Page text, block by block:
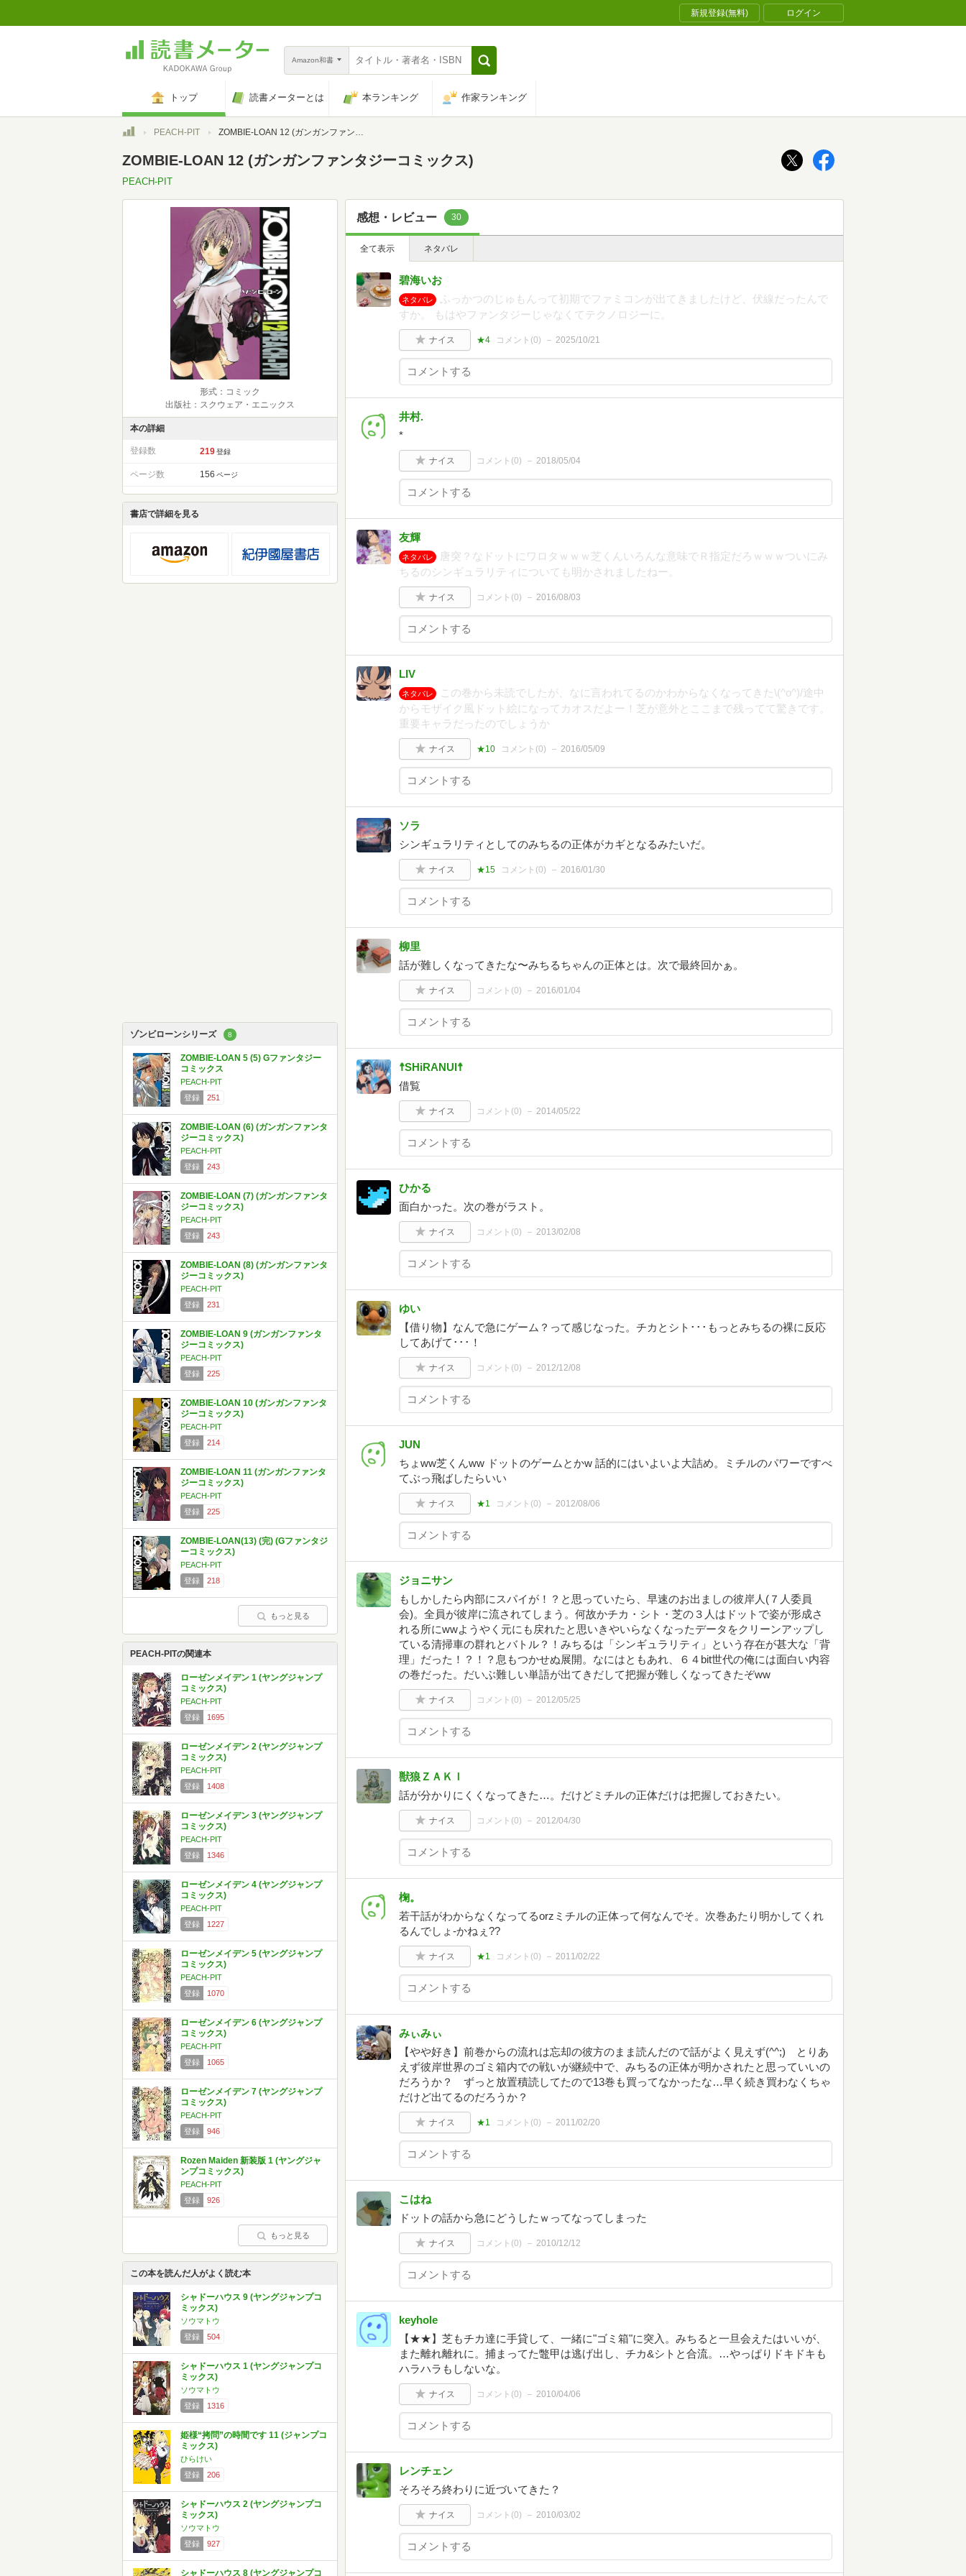
新規登録(無料) ログイン
Amazon和書
トップ 読書メーターとは 本ランキング 作家ランキング
トップPEACH-PIT ZOMBIE-LOAN 12 (ガンガンファンタジーコミックス)
ZOMBIE-LOAN 12 (ガンガンファンタジーコミックス)
PEACH-PIT
形式：コミック
出版社：スクウェア・エニックス
本の詳細
登録数 219 登録
ページ数 156 ページ
書店で詳細を見る
ゾンビローンシリーズ 8
ZOMBIE-LOAN 5 (5) Gファンタジー
コミックス
PEACH-PIT
登録
251
ZOMBIE-LOAN (6) (ガンガンファンタ
ジーコミックス)
PEACH-PIT
登録
243
ZOMBIE-LOAN (7) (ガンガンファンタ
ジーコミックス)
PEACH-PIT
登録
243
ZOMBIE-LOAN (8) (ガンガンファンタ
ジーコミックス)
PEACH-PIT
登録
231
ZOMBIE-LOAN 9 (ガンガンファンタ
ジーコミックス)
PEACH-PIT
登録
225
ZOMBIE-LOAN 10 (ガンガンファンタ
ジーコミックス)
PEACH-PIT
登録
214
ZOMBIE‐LOAN 11 (ガンガンファンタ
ジーコミックス)
PEACH-PIT
登録
225
ZOMBIE-LOAN(13) (完) (Gファンタジ
ーコミックス)
PEACH-PIT
登録
218
もっと見る
PEACH-PITの関連本
ローゼンメイデン 1 (ヤングジャンプ
コミックス)
PEACH-PIT
登録
1695
ローゼンメイデン 2 (ヤングジャンプ
コミックス)
PEACH-PIT
登録
1408
ローゼンメイデン 3 (ヤングジャンプ
コミックス)
PEACH-PIT
登録
1346
ローゼンメイデン 4 (ヤングジャンプ
コミックス)
PEACH-PIT
登録
1227
ローゼンメイデン 5 (ヤングジャンプ
コミックス)
PEACH-PIT
登録
1070
ローゼンメイデン 6 (ヤングジャンプ
コミックス)
PEACH-PIT
登録
1065
ローゼンメイデン 7 (ヤングジャンプ
コミックス)
PEACH-PIT
登録
946
Rozen Maiden 新装版 1 (ヤングジャ
ンプコミックス)
PEACH-PIT
登録
926
もっと見る
この本を読んだ人がよく読む本
シャドーハウス 9 (ヤングジャンプコ
ミックス)
ソウマトウ
登録
504
シャドーハウス 1 (ヤングジャンプコ
ミックス)
ソウマトウ
登録
1316
姫様“拷問”の時間です 11 (ジャンプコ
ミックス)
ひらけい
登録
206
シャドーハウス 2 (ヤングジャンプコ
ミックス)
ソウマトウ
登録
927
シャドーハウス 8 (ヤングジャンプコ
感想・レビュー 30
全て表示 ネタバレ
碧海いお
ネタバレ
ふっかつのじゅもんって初期でファミコンが出てきましたけど、伏線だったんで
すか。 もはやファンタジーじゃなくてテクノロジーに。
ナイス ★4 コメント(0) 2025/10/21
井村.
*
ナイス コメント(0) 2018/05/04
友輝
ネタバレ
唐突？なドットにワロタｗｗｗ芝くんいろんな意味でＲ指定だろｗｗｗついにみ
ちるのシンギュラリティについても明かされましたねー。
ナイス コメント(0) 2016/08/03
LIV
ネタバレ
この巻から未読でしたが、なに言われてるのかわからなくなってきた\(^o^)/途中
からモザイク風ドット絵になってカオスだよー！芝が意外とここまで残ってて驚きです。
重要キャラだったのでしょうか
ナイス ★10 コメント(0) 2016/05/09
ソラ
シンギュラリティとしてのみちるの正体がカギとなるみたいだ。
ナイス ★15 コメント(0) 2016/01/30
柳里
話が難しくなってきたな〜みちるちゃんの正体とは。次で最終回かぁ。
ナイス コメント(0) 2016/01/04
☨SHiRANUI☨
借覧
ナイス コメント(0) 2014/05/22
ひかる
面白かった。次の巻がラスト。
ナイス コメント(0) 2013/02/08
ゆい
【借り物】なんで急にゲーム？って感じなった。チカとシト･･･もっとみちるの裸に反応
してあげて･･･！
ナイス コメント(0) 2012/12/08
JUN
ちょww芝くんww ドットのゲームとかw 話的にはいよいよ大詰め。ミチルのパワーですべ
てぶっ飛ばしたらいい
ナイス ★1 コメント(0) 2012/08/06
ジョニサン
もしかしたら内部にスパイが！？と思っていたら、早速のお出ましの彼岸人(７人委員
会)。全員が彼岸に流されてしまう。何故かチカ・シト・芝の３人はドットで姿が形成さ
れる所にwwようやく元にも戻れたと思いきやいらなくなったデータをクリーンアップし
ている清掃車の群れとバトル？！みちるは「シンギュラリティ」という存在が甚大な「背
理」だった！？！？息もつかせぬ展開。なにはともあれ、６４bit世代の俺には面白い内容
の巻だった。だいぶ難しい単語が出てきだして把握が難しくなってきたぞww
ナイス コメント(0) 2012/05/25
獣狼ＺＡＫＩ
話が分かりにくくなってきた…。だけどミチルの正体だけは把握しておきたい。
ナイス コメント(0) 2012/04/30
椈。
若干話がわからなくなってるorzミチルの正体って何なんでそ。次巻あたり明かしてくれ
るんでしょ-かねぇ??
ナイス ★1 コメント(0) 2011/02/22
みぃみぃ
【やや好き】前巻からの流れは忘却の彼方のまま読んだので話がよく見えず(^^;) とりあ
えず彼岸世界のゴミ箱内での戦いが継続中で、みちるの正体が明かされたと思っていいの
だろうか？ ずっと放置積読してたので13巻も買ってなかったな…早く続き買わなくちゃ
だけど出てるのだろうか？
ナイス ★1 コメント(0) 2011/02/20
こはね
ドットの話から急にどうしたｗってなってしまった
ナイス コメント(0) 2010/12/12
keyhole
【★★】芝もチカ達に手貸して、一緒に"ゴミ箱"に突入。みちると一旦会えたはいいが、
また離れ離れに。捕まってた鼈甲は逃げ出し、チカ&シトと合流。…やっぱりドキドキも
ハラハラもしないな。
ナイス コメント(0) 2010/04/06
レンチェン
そろそろ終わりに近づいてきた？
ナイス コメント(0) 2010/03/02